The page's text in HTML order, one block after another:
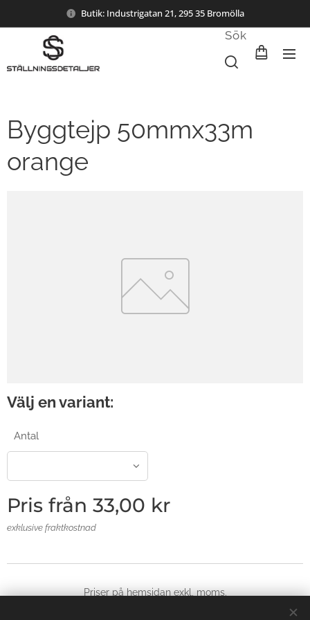
Butik: Industrigatan 21, 295 35 Bromölla
Sök
Byggtejp 50mmx33m
orange
Välj en variant:
Antal
Pris från 33,00 kr
exklusive fraktkostnad
Priser på hemsidan exkl, moms.